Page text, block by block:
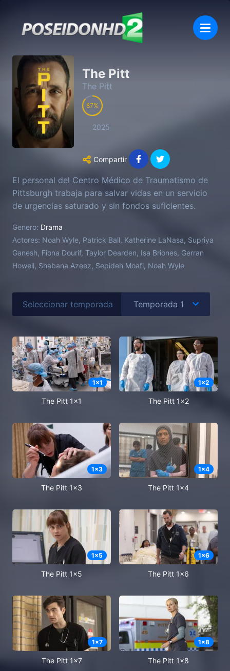
The Pitt
The Pitt
87
2025
Compartir
El personal del Centro Médico de Traumatismo de
Pittsburgh trabaja para salvar vidas en un servicio
de urgencias saturado y sin fondos suficientes.
Genero: Drama
Actores: Noah Wyle, Patrick Ball, Katherine LaNasa, Supriya
Ganesh, Fiona Dourif, Taylor Dearden, Isa Briones, Gerran
Howell, Shabana Azeez, Sepideh Moafi, Noah Wyle
Seleccionar temporada
1x1
The Pitt 1x1
1x2
The Pitt 1x2
1x3
The Pitt 1x3
1x4
The Pitt 1x4
1x5
The Pitt 1x5
1x6
The Pitt 1x6
1x7
The Pitt 1x7
1x8
The Pitt 1x8